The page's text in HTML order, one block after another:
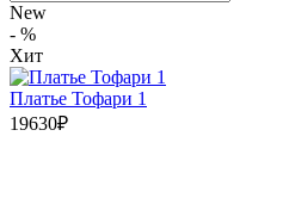
New
- %
Хит
Платье Тофари 1
19630₽